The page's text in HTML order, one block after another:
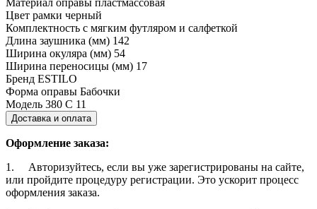
Цвет рамки черный
Комплектность с мягким футляром и салфеткой
Длина заушника (мм) 142
Ширина окуляра (мм) 54
Ширина переносицы (мм) 17
Бренд ESTILO
Форма оправы Бабочки
Модель 380 C 11
Доставка и оплата
Оформление заказа:
1. Авторизуйтесь, если вы уже зарегистрированы на сайте,
или пройдите процедуру регистрации. Это ускорит процесс
оформления заказа.